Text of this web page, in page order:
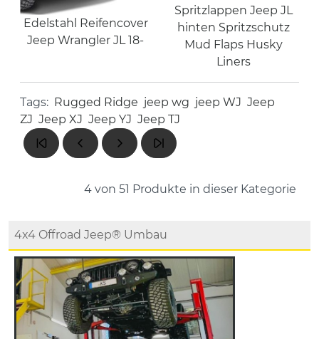
Edelstahl Reifencover
Jeep Wrangler JL 18-
Spritzlappen Jeep JL
hinten Spritzschutz
Mud Flaps Husky
Liners
Tags: Rugged Ridge jeep wg jeep WJ Jeep
ZJ Jeep XJ Jeep YJ Jeep TJ
4 von 51 Produkte in dieser Kategorie
4x4 Offroad Jeep® Umbau